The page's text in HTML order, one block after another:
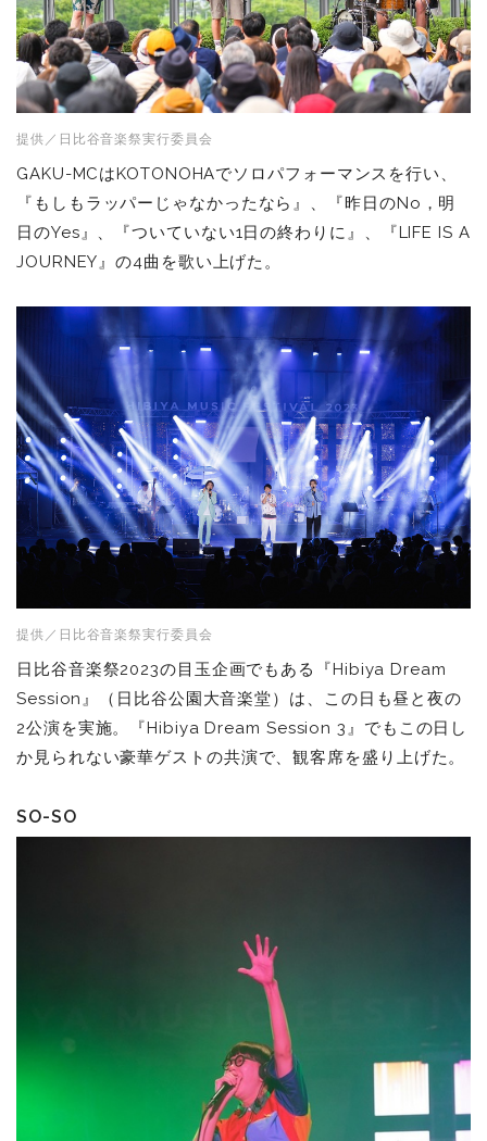
提供／日比谷音楽祭実行委員会
GAKU-MCはKOTONOHAでソロパフォーマンスを行い、
『もしもラッパーじゃなかったなら』、『昨日のNo，明
日のYes』、『ついていない1日の終わりに』、『LIFE IS A
JOURNEY』の4曲を歌い上げた。
提供／日比谷音楽祭実行委員会
日比谷音楽祭2023の目玉企画でもある『Hibiya Dream
Session』（日比谷公園大音楽堂）は、この日も昼と夜の
2公演を実施。『Hibiya Dream Session 3』でもこの日し
か見られない豪華ゲストの共演で、観客席を盛り上げた。
SO-SO